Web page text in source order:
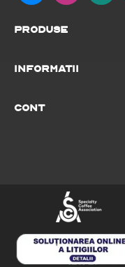
Produse
Informatii
Cont